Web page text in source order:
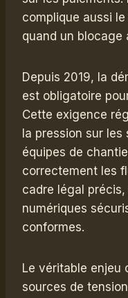
complique aussi
quand un blocage
Depuis 2019, la
est obligatoire
Cette exigence
la pression sur
équipes de
correctement les
cadre légal
numériques
conformes.
Le véritable enjeu
sources de